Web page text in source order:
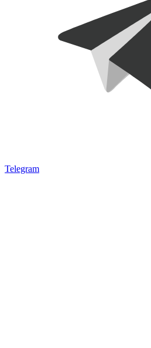
Telegram